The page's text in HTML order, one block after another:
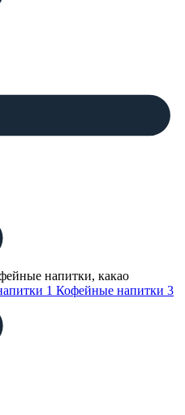
напитки, какао
1 Кофейные напитки 3